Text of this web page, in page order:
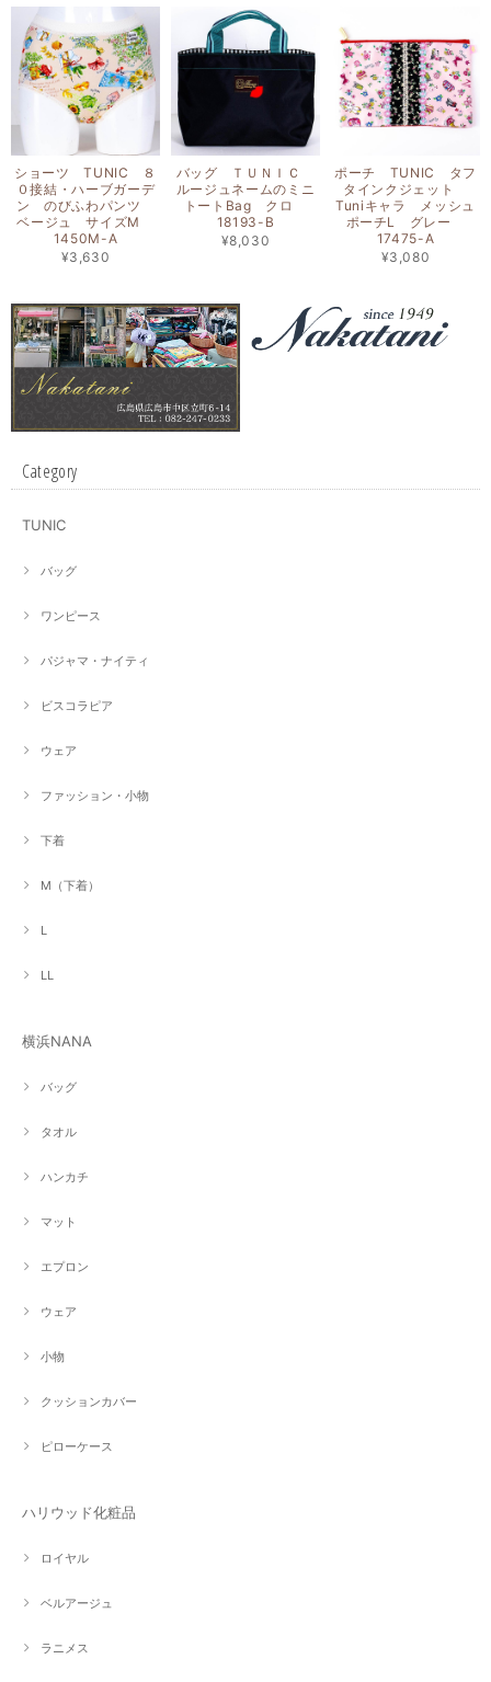
ショーツ TUNIC ８
０接結・ハーブガーデ
ン のびふわパンツ
ベージュ サイズM
1450M-A
¥3,630
バッグ ＴＵＮＩＣ
ルージュネームのミニ
トートBag クロ
18193-B
¥8,030
ポーチ TUNIC タフ
タインクジェット
Tuniキャラ メッシュ
ポーチL グレー
17475-A
¥3,080
Category
TUNIC
バッグ
ワンピース
パジャマ・ナイティ
ビスコラピア
ウェア
ファッション・小物
下着
M（下着）
L
LL
横浜NANA
バッグ
タオル
ハンカチ
マット
エプロン
ウェア
小物
クッションカバー
ピローケース
ハリウッド化粧品
ロイヤル
ベルアージュ
ラニメス